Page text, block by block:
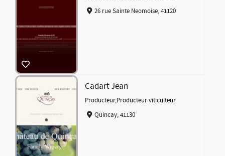
26 rue Sainte Neomoise, 41120
Cadart Jean
Producteur,Producteur viticulteur
Quincay, 41130